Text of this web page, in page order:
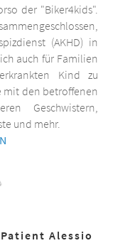
der "Biker4kids".
(AKHD) in
auch für Familien
Kind zu
mit den betroffenen
Geschwistern,
und mehr.
Alessio